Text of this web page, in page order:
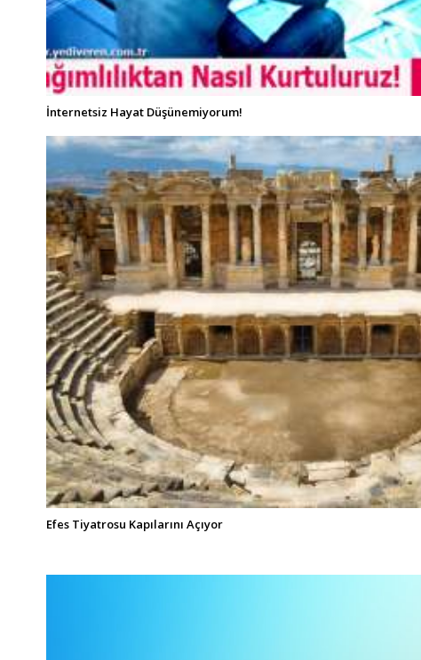
İnternetsiz Hayat Düşünemiyorum!
Efes Tiyatrosu Kapılarını Açıyor